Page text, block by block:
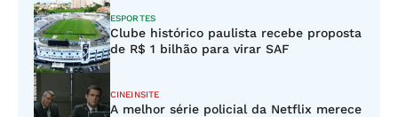
ESPORTES
Clube histórico paulista recebe proposta
de R$ 1 bilhão para virar SAF
CINEINSITE
A melhor série policial da Netflix merece